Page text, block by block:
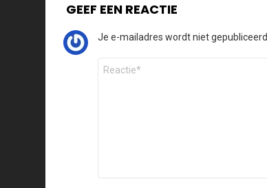
GEEF EEN REACTIE
Je e-mailadres wordt niet gepubliceerd.
Reactie